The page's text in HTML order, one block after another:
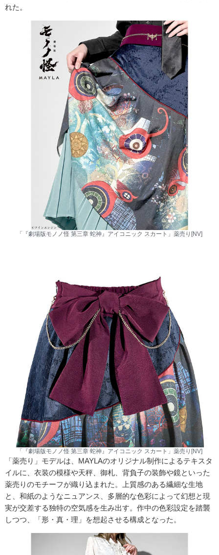
れた。
「『劇場版モノノ怪 第三章 蛇神』アイコニック スカート」薬売り[NV]
「『劇場版モノノ怪 第三章 蛇神』アイコニック スカート」薬売り[NV]
「薬売り」モデルは、MAYLAのオリジナル制作によるテキスタ
イルに、衣装の模様や天秤、御札、背負子の装飾や鏡といった
薬売りのモチーフが織り込まれた。上質感のある繊細な生地
と、和紙のようなニュアンス、多層的な色彩によって幻想と現
実が交差する独特の空気感を生み出す。作中の色彩設定を踏襲
しつつ、「形・真・理」を想起させる構成となった。